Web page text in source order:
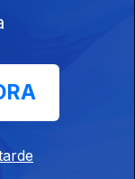
na voz de quem